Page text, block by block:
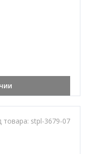
товара: stpl-3679-07